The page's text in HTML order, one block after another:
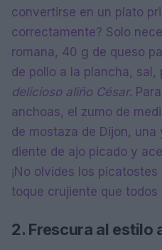
convertirse en un plato
correctamente? Solo
romana, 40 g de queso
de pollo a la plancha, sal,
delicioso aliño César.
anchoas, el zumo de
de mostaza de Dijon, una
diente de ajo picado y
¡No olvides los
toque crujiente que todos
2. Frescura al estilo